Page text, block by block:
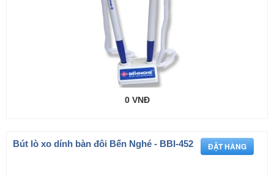
0 VNĐ
Bút lò xo dính bàn đôi Bến Nghé - BBI-452